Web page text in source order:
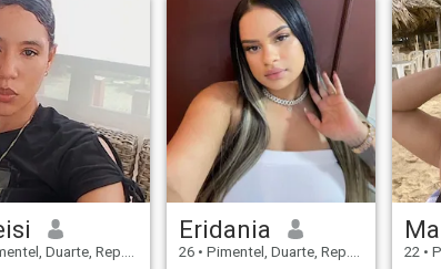
Duarte, Rep.Dominicaine
Eridania
26 • Pimentel, Duarte, Rep.Dominicaine
22 •